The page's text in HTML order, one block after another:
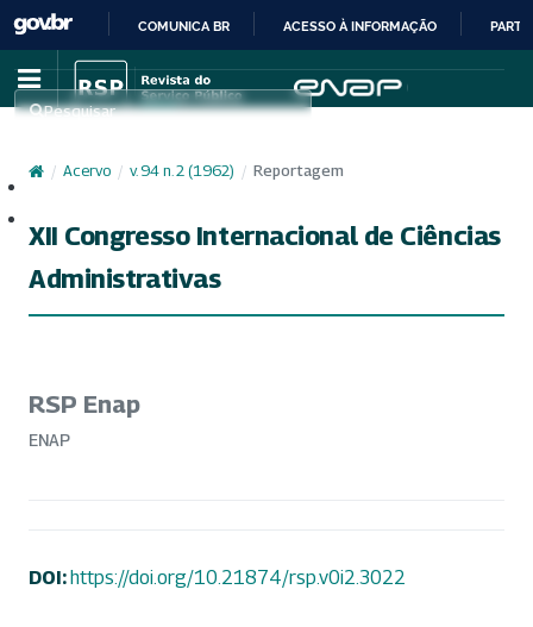
IR
PARA
CONTEÚDO
COMUNICA BR ACESSO À INFORMAÇÃO
Pesquisar
/ Acervo / v. 94 n. 2 (1962) / Reportagem
XII Congresso Internacional de Ciências
Administrativas
RSP Enap
ENAP
DOI:https://doi.org/10.21874/rsp.v0i2.3022